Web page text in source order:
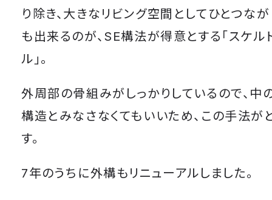
り除き、大きなリビング空間としてひとつな
も出来るのが、SE構法が得意とする「スケル
ル」。
外周部の骨組みがしっかりしているので、中
構造とみなさなくてもいいため、この手法が
す。
7年のうちに外構もリニューアルしました。